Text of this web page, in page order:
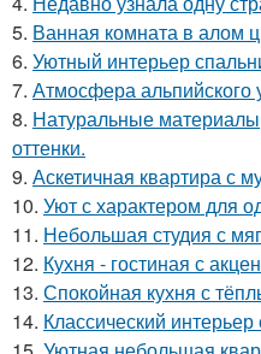
5. Ванная комната в алом
6. Уютный интерьер
7. Атмосфера альпийского
8. Натуральные
оттенки.
9. Аскетичная квартира с
10. Уют с характером для
11. Небольшая студия с
12. Кухня - гостиная с
13. Спокойная кухня с
14. Классический